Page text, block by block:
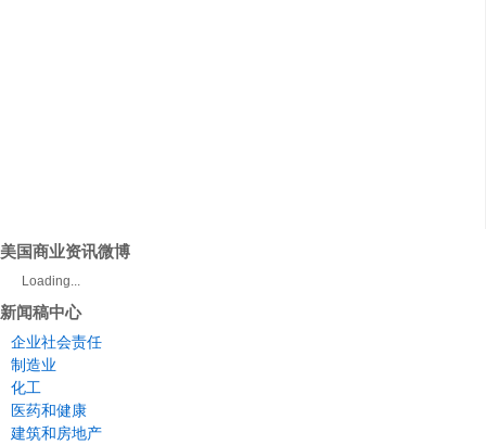
美国商业资讯微博
Loading...
新闻稿中心
企业社会责任
制造业
化工
医药和健康
建筑和房地产